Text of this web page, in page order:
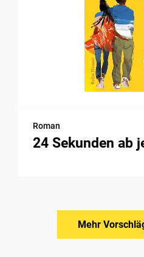
Roman
24 Sekunden ab
Mehr